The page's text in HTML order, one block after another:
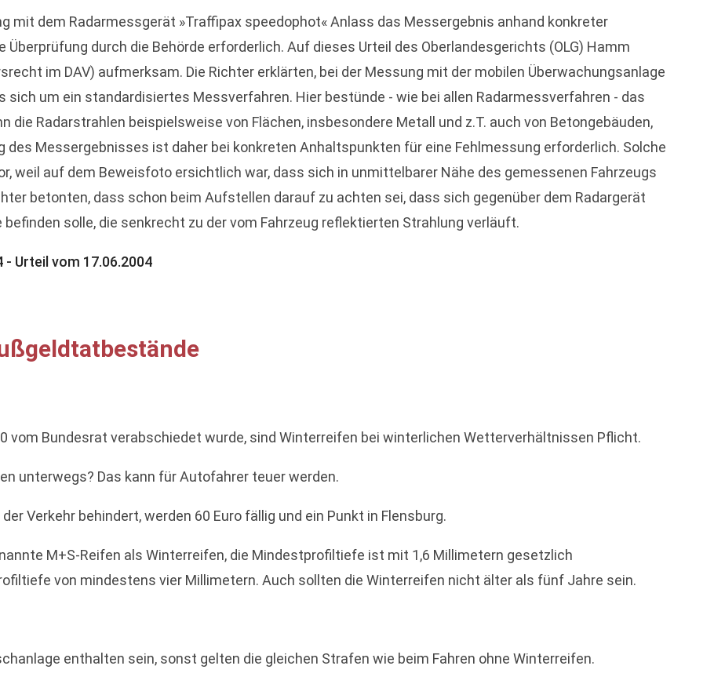
mit dem Radarmessgerät »Traffipax speedophot« Anlass das Messergebnis anhand konkreter
durch die Behörde erforderlich. Auf dieses Urteil des Oberlandesgerichts (OLG) Hamm
im DAV) aufmerksam. Die Richter erklärten, bei der Messung mit der mobilen Überwachungsanlage
sich um ein standardisiertes Messverfahren. Hier bestünde - wie bei allen Radarmessverfahren - das
die Radarstrahlen beispielsweise von Flächen, insbesondere Metall und z.T. auch von Betongebäuden,
des Messergebnisses ist daher bei konkreten Anhaltspunkten für eine Fehlmessung erforderlich. Solche
weil auf dem Beweisfoto ersichtlich war, dass sich in unmittelbarer Nähe des gemessenen Fahrzeugs
betonten, dass schon beim Aufstellen darauf zu achten sei, dass sich gegenüber dem Radargerät
solle, die senkrecht zu der vom Fahrzeug reflektierten Strahlung verläuft.
- Urteil vom 17.06.2004
vom Bundesrat verabschiedet wurde, sind Winterreifen bei winterlichen Wetterverhältnissen Pflicht.
unterwegs? Das kann für Autofahrer teuer werden.
Verkehr behindert, werden 60 Euro fällig und ein Punkt in Flensburg.
M+S-Reifen als Winterreifen, die Mindestprofiltiefe ist mit 1,6 Millimetern gesetzlich
von mindestens vier Millimetern. Auch sollten die Winterreifen nicht älter als fünf Jahre sein.
enthalten sein, sonst gelten die gleichen Strafen wie beim Fahren ohne Winterreifen.